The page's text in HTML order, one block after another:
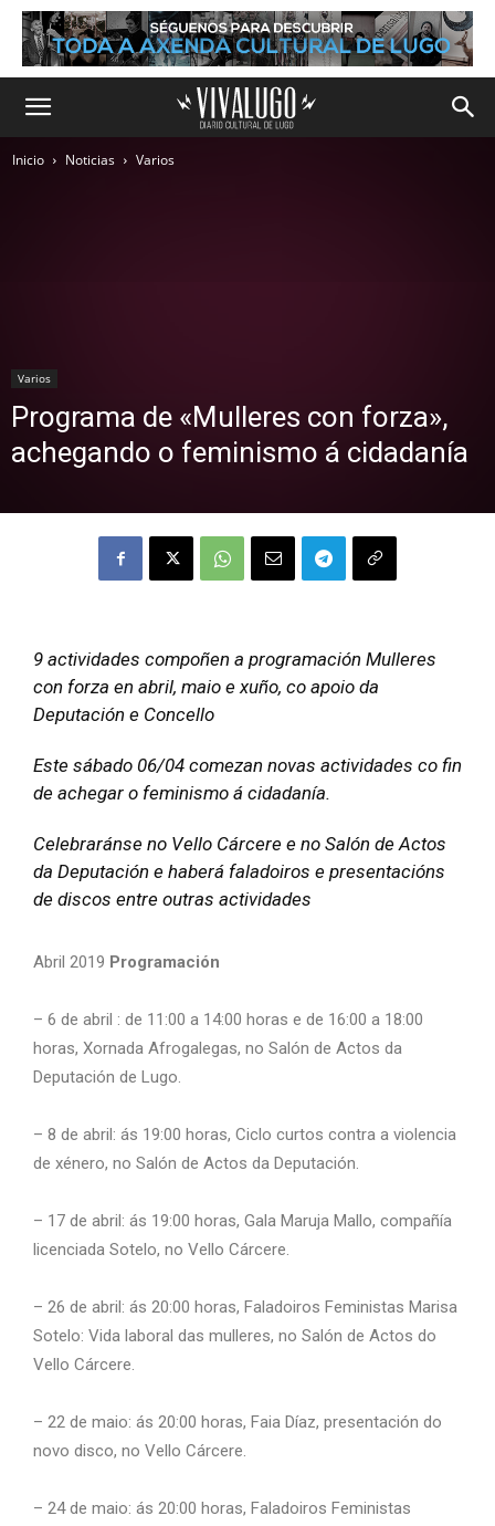
Inicio Noticias Varios
Varios
Programa de «Mulleres con forza»,
achegando o feminismo á cidadanía
9 actividades compoñen a programación Mulleres
con forza en abril, maio e xuño, co apoio da
Deputación e Concello
Este sábado 06/04 comezan novas actividades co fin
de achegar o feminismo á cidadanía.
Celebraránse no Vello Cárcere e no Salón de Actos
da Deputación e haberá faladoiros e presentacións
de discos entre outras actividades
Abril 2019 Programación
– 6 de abril : de 11:00 a 14:00 horas e de 16:00 a 18:00
horas, Xornada Afrogalegas, no Salón de Actos da
Deputación de Lugo.
– 8 de abril: ás 19:00 horas, Ciclo curtos contra a violencia
de xénero, no Salón de Actos da Deputación.
– 17 de abril: ás 19:00 horas, Gala Maruja Mallo, compañía
licenciada Sotelo, no Vello Cárcere.
– 26 de abril: ás 20:00 horas, Faladoiros Feministas Marisa
Sotelo: Vida laboral das mulleres, no Salón de Actos do
Vello Cárcere.
– 22 de maio: ás 20:00 horas, Faia Díaz, presentación do
novo disco, no Vello Cárcere.
– 24 de maio: ás 20:00 horas, Faladoiros Feministas